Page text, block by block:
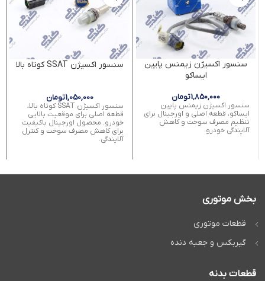
سنسور اکسیژن زیمنس پایین
ایساکو
1,850,000تومان
سنسور اکسیژن زیمنس پایین
ایساکو، قطعه اصلی و اورجینال برای
تنظیم مصرف سوخت و کاهش
آلایندگی خودرو.
سنسور اکسیژن SSAT کوتاه بالا
1,050,000تومان
سنسور اکسیژن SSAT کوتاه بالا،
قطعه اصلی برای موقعیت بالایی
خودرو. محصول اورجینال باکیفیت
برای کاهش مصرف سوخت و کنترل
آلایندگی.
بخش موتوری
قطعات موتوری
گیربکس و جعبه دنده
قطعات بدنه